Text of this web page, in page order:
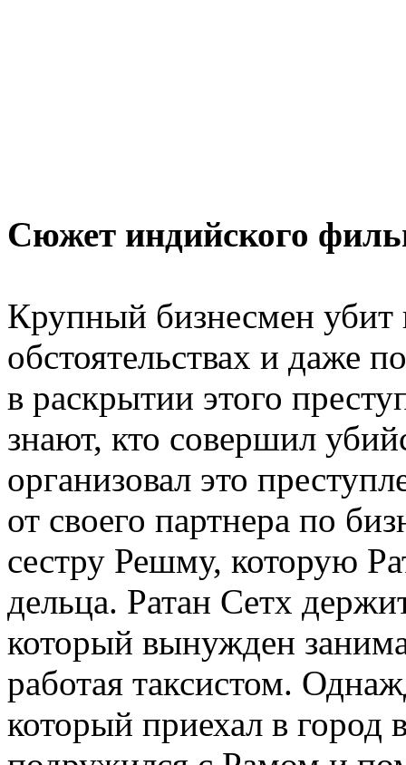
Сюжет индийского
Крупный бизнесмен убит
обстоятельствах и даже
в раскрытии этого
знают, кто совершил
организовал это
от своего партнера по
сестру Решму, которую
дельца. Ратан Сетх
который вынужден
работая таксистом.
который приехал в город